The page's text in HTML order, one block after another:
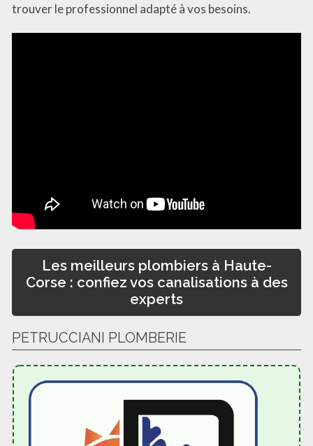
trouver le professionnel adapté à vos besoins.
Les meilleurs plombiers à Haute-
Corse : confiez vos canalisations à des
experts
PETRUCCIANI PLOMBERIE